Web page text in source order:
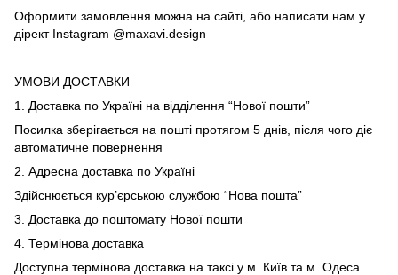
Оформити замовлення можна на сайті, або написати нам у
дірект Instagram @maxavi.design
УМОВИ ДОСТАВКИ
1. Доставка по Україні на відділення “Нової пошти”
Посилка зберігається на пошті протягом 5 днів, після чого діє
автоматичне повернення
2. Адресна доставка по Україні
Здійснюється кур’єрською службою “Нова пошта”
3. Доставка до поштомату Нової пошти
4. Термінова доставка
Доступна термінова доставка на таксі у м. Київ та м. Одеса